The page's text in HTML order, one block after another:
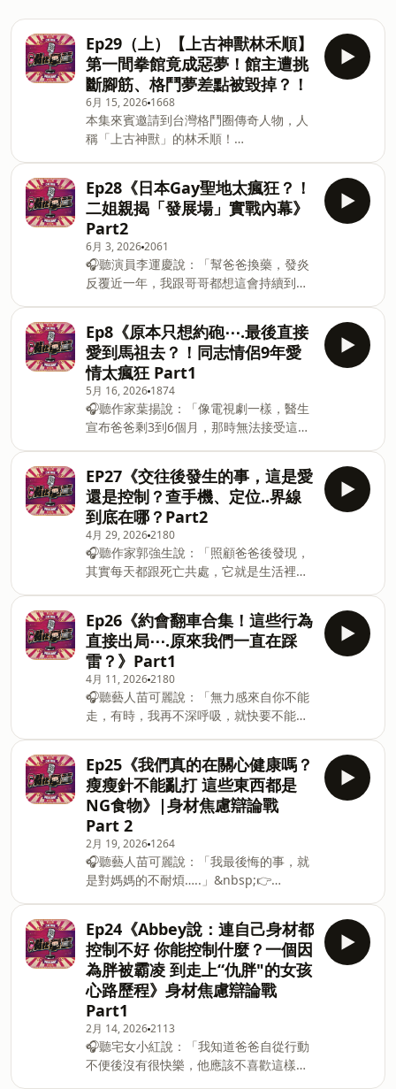
Ep29（上）【上古神獸林禾順】
第一間拳館竟成惡夢！館主遭挑
斷腳筋、格鬥夢差點被毀掉？！
6月 15, 2026 1668
本集來賓邀請到台灣格鬥圈傳奇人物，人
稱「上古神獸」的林禾順！
他，其實踏入格鬥世界的第一步，遠比大
家想像中更加離奇。從學生時期接觸格鬥
開始，原本只是單純想變強，沒想到加入
的第一間拳館卻成為一場惡夢。不但訓練
環境與想像中完全不同，更親眼見證格鬥
圈早期的混亂年代，甚至發生館主遭人挑
斷腳筋的震撼事件！究竟是什麼樣的經
歷，讓林禾順一路堅持到今天？「上古神
獸」這個稱號又是怎麼來的？從一無所有
的熱血少年，到成為台灣格鬥圈代表人物
之一，本集帶你深入了解林禾順最真實的
格鬥人生。11 格鬥選手到底過著什麼樣的
生活？1 練格鬥真的天天都在打架嗎？那
個年代的格鬥圈到底有多瘋狂？本集內容
絕對顛覆你對格鬥運動的想像！合作邀
約:mouthpunch0902@gmail.com留言
告訴我你對這一集的想法：
https://open.firstory.me/user/cmdn
Ep28《日本Gay聖地太瘋狂？！
二姐親揭「發展場」實戰內幕》
Part2
6月 3, 20262061
🎧聽演員李運慶說：「幫爸爸換藥，發炎
反覆近一年，我跟哥哥都想這會持續到什
https://fstry.pse.is/978kqb
&nbsp;&nbsp;照顧人生無法預期何時
來！「先來一杯 我們再聊」聆聽照顧者、
陪你預備長照未來！點擊連結，讓我們有
機會不在照顧困境掙扎。 —— 以上為
Firstory Podcast 廣告 —— 這集尺度直接
拉滿二姐分享他和另一半到日本旅遊時，
意外踏入傳說中的「Gay極樂聖地」與發
展場文化！從一開始的好奇、緊張到真正
走進去後的世界觀衝撃③這集會聊到：P
日本Gay圈到底有多開放？P第一次進發展
場的真實感受•現場最震撼的畫面與潛規則
P台灣與日本同志文化差異？以及那些讓
人哭笑不得的荒唐故事有些地方像夜店有
些地方像平行宇宙這不只是辛辣故事分享
更像是一場「同志文化震撼教育」③！建
議戴耳機收聽有些內容真的太刺激了合作
邀約:mouthpunch090
Ep8《原本只想約砲⋯.最後直接
愛到馬祖去？！同志情侶9年愛
情太瘋狂 Part1
5月 16, 2026 1874
🎧聽作家葉揚說：「像電視劇一樣，醫生
宣布爸爸剩3到6個月，那時無法接受這個
&nbsp;&nbsp;&nbsp;照顧人生無法預期
何時來！「先來一杯 我們再聊」聆聽照顧
者、陪你預備長照未來！點擊連結，讓我
們有機會不在照顧困境掙扎。&nbsp;
—— 以上為 Firstory Podcast 廣告 ——
這集邀請到二姐，來聊一段超荒唐又超真
實的愛情故事？二姐的IG：Mimihoho
Lin原本只是抱著「認識一下、約一下」的
心態沒想到最後竟然一路談成了9年的感
情長跑！從曖昧、交往、遠距離甚至愛到
直接從台灣本島衝去馬祖“這集不只聊同志
間的交友文化也聊到戀愛裡那些：？第一
次見面的尶尬從肉體關係變真感情的瞬間
情侶相處最容易爆炸的地雷？ 以及愛情長
跑到底怎麼撐下去？有些故事甜到像偶像
劇有些又荒謬到像社會新聞③・留言告訴
我們你相信「原本
EP27《交往後發生的事，這是愛
還是控制？查手機、定位..界線
到底在哪？Part2
4月 29, 20262180
🎧聽作家郭強生說：「照顧爸爸後發現，
其實每天都跟死亡共處，它就是生活裡的
https://fstry.pse.is/978mff
&nbsp;&nbsp;&nbsp;照顧人生無法預期
何時來！「先來一杯 我們再聊」聆聽照顧
者、陪你預備長照未來！點擊連結，讓我
們有機會不在照顧困境掙扎。 —— 以上
為 Firstory Podcast 廣告 —— 戀愛裡最
難的，不是喜歡是「界線」P 哪些瞬間讓
你直接暈船？？査手機到底是關心還是控
制？P什麼事情，是你絕對不能妥協的底
線？每個人都在談戀愛但每個人的標準，
完全不一樣小留言站隊你覺得這是「在
乎」還是「控制」？#感情觀#戀愛界線#
情緒勒索＃兩性討論合作邀
約:mouthpunch0902@gmail.com留言
告訴我你對這一集的想法：
https://open.firstory.me/user/
Ep26《約會翻車合集！這些行為
直接出局⋯.原來我們一直在踩
雷？》Part1
4月 11, 20262180
🎧聽藝人苗可麗說：「無力感來自你不能
走，有時，我再不深呼吸，就快要不能呼
&nbsp;&nbsp;照顧人生無法預期何時
來！「先來一杯 我們再聊」節目聆聽照顧
者、陪你預備長照未來！點擊連結，讓我
們有機會不在照顧困境掙扎。 —— 以上
為 Firstory Podcast 廣告 —— 集直接開
聊「戀愛翻車現場」 你以為只是小失誤，
對方其實已經默默把你封鎖⋯. P 約會最尷
尬瞬間 P 不小心踩到對方地雷？哪些行為
會讓人直接出局？ 有些事情當下覺得還好
回頭看才發現——原來早就GG了。 留言
告訴我們 你遇過最誇張的翻車是什麼？ #
戀愛翻車 #約會地雷 ＃感情話題＃兩性關
係 合作邀
約:mouthpunch0902@gmail.com 留言
告訴我你對這一集的想法： Powered by
Firstory Hosting
Ep25《我們真的在關心健康嗎？
瘦瘦針不能亂打 這些東西都是
NG食物》|身材焦慮辯論戰
Part 2
2月 19, 2026 1264
🎧聽藝人苗可麗說：「我最後悔的事，就
是對媽媽的不耐煩…..」&nbsp;👉
人生無法預期何時來！「先來一杯 我們再
聊」節目聆聽照顧者、陪你預備長照未
來！點擊連結，聽感人故事，讓我們有機
會不在照顧困境掙扎。&nbsp; —— 以上
為 Firstory Podcast 廣告 —— 如果說前
半段我們在談「仇胖」與瘦子特權， 那
Part 2，我們直接把話題拉到現在最敏
感、也最現實的一件事—— 瘦瘦針。 它
到底是逃避？ 還是某些人已經撐不下去時
的「止血點」？ 本集 Part 2，我們延伸討
Ep24《Abbey說：連自己身材都
控制不好 你能控制什麼？一個因
為胖被霸凌 到走上“仇胖"的女孩
心路歷程》身材焦慮辯論戰
Part1
2月 14, 20262113
🎧聽宅女小紅說：「我知道爸爸自從行動
不便後沒有很快樂，他應該不喜歡這樣活